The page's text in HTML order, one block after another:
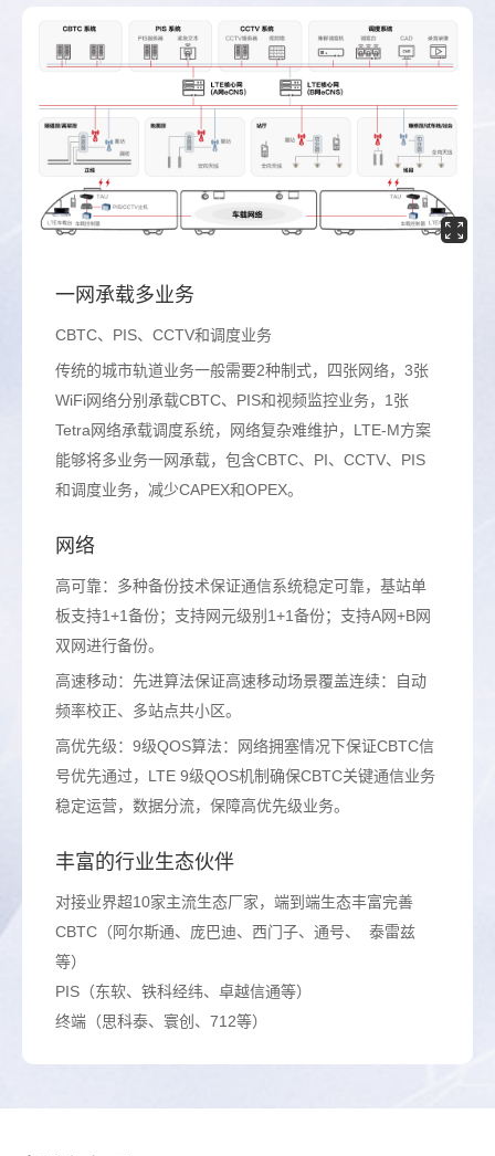
一网承载多业务
CBTC、PIS、CCTV和调度业务
传统的城市轨道业务一般需要2种制式，四张网络，3张
WiFi网络分别承载CBTC、PIS和视频监控业务，1张
Tetra网络承载调度系统，网络复杂难维护，LTE-M方案
能够将多业务一网承载，包含CBTC、PI、CCTV、PIS
和调度业务，减少CAPEX和OPEX。
网络
高可靠：多种备份技术保证通信系统稳定可靠，基站单
板支持1+1备份；支持网元级别1+1备份；支持A网+B网
双网进行备份。
高速移动：先进算法保证高速移动场景覆盖连续：自动
频率校正、多站点共小区。
高优先级：9级QOS算法：网络拥塞情况下保证CBTC信
号优先通过，LTE 9级QOS机制确保CBTC关键通信业务
稳定运营，数据分流，保障高优先级业务。
丰富的行业生态伙伴
对接业界超10家主流生态厂家，端到端生态丰富完善
CBTC（阿尔斯通、庞巴迪、西门子、通号、 泰雷兹
等）
PIS（东软、铁科经纬、卓越信通等）
终端（思科泰、寰创、712等）